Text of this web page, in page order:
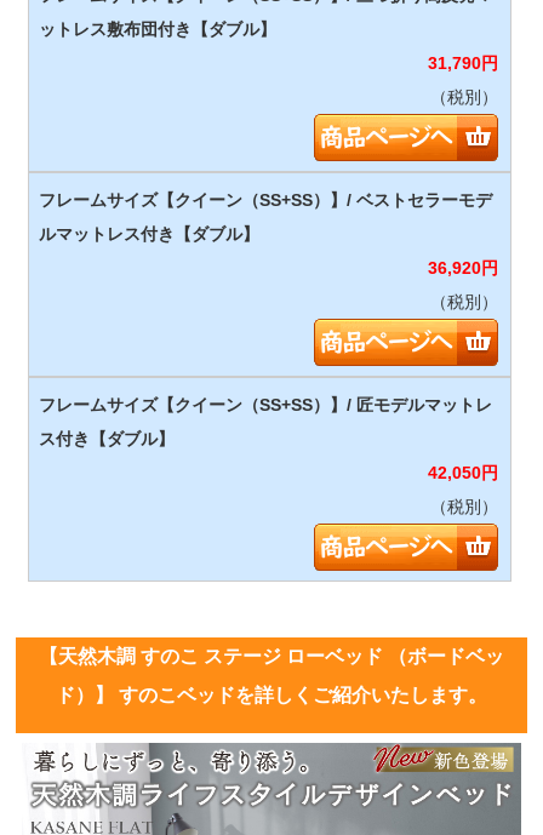
31,790円
（税別）
36,920円
（税別）
42,050円
（税別）
【天然木調 すのこ ステージ ローベッド （ボードベッ
ド）】 すのこベッドを詳しくご紹介いたします。